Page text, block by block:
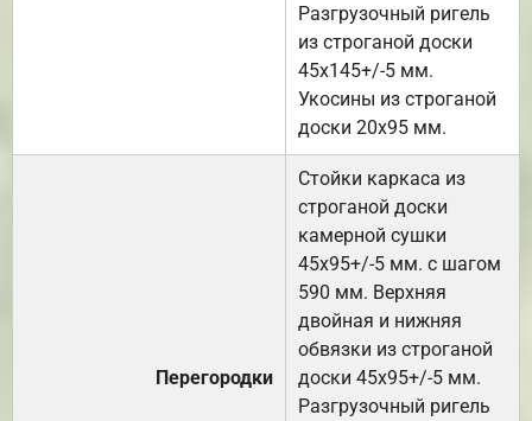
Разгрузочный ригель
из строганой доски
45х145+/-5 мм.
Укосины из строганой
доски 20х95 мм.
Перегородки
Стойки каркаса из
строганой доски
камерной сушки
45х95+/-5 мм. с шагом
590 мм. Верхняя
двойная и нижняя
обвязки из строганой
доски 45х95+/-5 мм.
Разгрузочный ригель